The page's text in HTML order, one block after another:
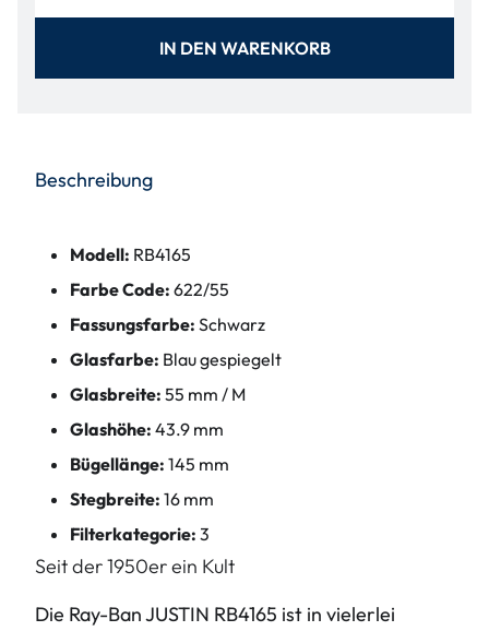
IN DEN WARENKORB
Beschreibung
Modell: RB4165
Farbe Code: 622/55
Fassungsfarbe: Schwarz
Glasfarbe: Blau gespiegelt
Glasbreite: 55 mm / M
Glashöhe: 43.9 mm
Bügellänge: 145 mm
Stegbreite: 16 mm
Filterkategorie: 3
Seit der 1950er ein Kult
Die Ray-Ban JUSTIN RB4165 ist in vielerlei